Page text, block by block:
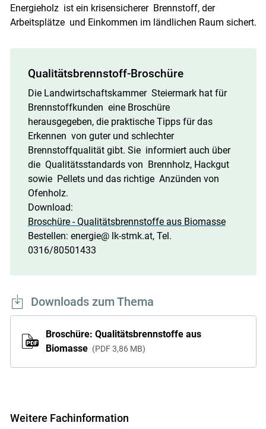
Energieholz ist ein krisensicherer Brennstoff, der
Arbeitsplätze und Einkommen im ländlichen Raum sichert.
Qualitätsbrennstoff-Broschüre
Die Landwirtschaftskammer Steiermark hat für
Brennstoffkunden eine Broschüre
herausgegeben, die praktische Tipps für das
Erkennen von guter und schlechter
Brennstoffqualität gibt. Sie informiert auch über
die Qualitätsstandards von Brennholz, Hackgut
sowie Pellets und das richtige Anzünden von
Ofenholz.
Download:
Broschüre - Qualitätsbrennstoffe aus Biomasse
Bestellen: energie@ lk-stmk.at, Tel.
0316/80501433
Downloads zum Thema
Broschüre: Qualitätsbrennstoffe aus
Biomasse
PDF 3,86 MB
Weitere Fachinformation